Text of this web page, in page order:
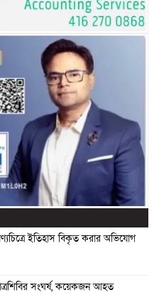
ইতিহাস বিকৃত করার অভিযোগ
সংঘর্ষ, কয়েকজন আহত